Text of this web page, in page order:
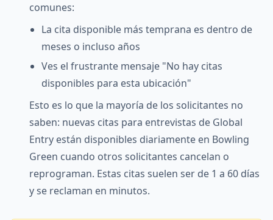
comunes:
La cita disponible más temprana es dentro de
meses o incluso años
Ves el frustrante mensaje "No hay citas
disponibles para esta ubicación"
Esto es lo que la mayoría de los solicitantes no
saben: nuevas citas para entrevistas de Global
Entry están disponibles diariamente en Bowling
Green cuando otros solicitantes cancelan o
reprograman. Estas citas suelen ser de 1 a 60 días
y se reclaman en minutos.